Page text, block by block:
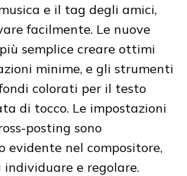
e il tag degli amici,
facilmente. Le nuove
semplice creare ottimi
minime, e gli strumenti
colorati per il testo
di tocco. Le impostazioni
posting sono
evidente nel compositore,
e regolare.